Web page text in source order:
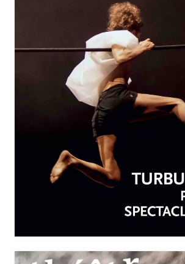
AVRIL-JUIN 2026
N°259
Turbulences : poésie et
spectacle vivant